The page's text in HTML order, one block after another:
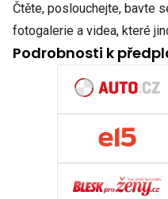
Čtěte, poslouchejte, bavte
fotogalerie a videa, které
Podrobnosti k